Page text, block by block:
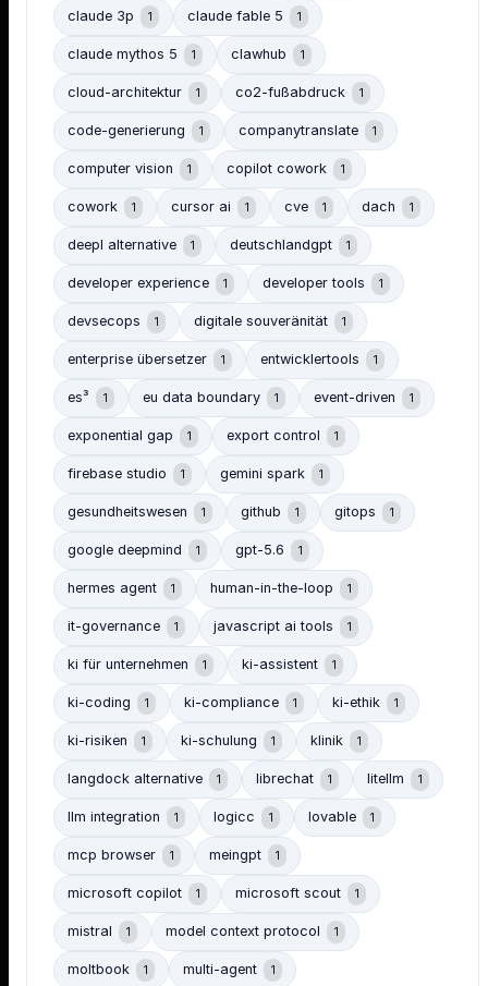
claude 3p 1 claude fable 5 1
claude mythos 5 1 clawhub 1
cloud-architektur 1 co2-fußabdruck 1
code-generierung 1 companytranslate 1
computer vision 1 copilot cowork 1
cowork 1 cursor ai 1 cve 1 dach 1
deepl alternative 1 deutschlandgpt 1
developer experience 1 developer tools 1
devsecops 1 digitale souveränität 1
enterprise übersetzer 1 entwicklertools 1
es³ 1 eu data boundary 1 event-driven 1
exponential gap 1 export control 1
firebase studio 1 gemini spark 1
gesundheitswesen 1 github 1 gitops 1
google deepmind 1 gpt-5.6 1
hermes agent 1 human-in-the-loop 1
it-governance 1 javascript ai tools 1
ki für unternehmen 1 ki-assistent 1
ki-coding 1 ki-compliance 1 ki-ethik 1
ki-risiken 1 ki-schulung 1 klinik 1
langdock alternative 1 librechat 1 litellm 1
llm integration 1 logicc 1 lovable 1
mcp browser 1 meingpt 1
microsoft copilot 1 microsoft scout 1
mistral 1 model context protocol 1
moltbook 1 multi-agent 1